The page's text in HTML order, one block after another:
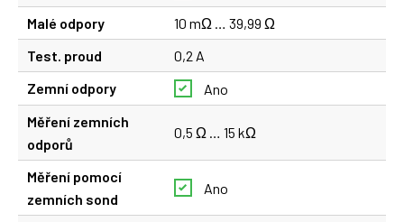
Malé odpory
10 mΩ … 39,99 Ω
Test. proud
0,2 A
Zemní odpory
Ano
Měření zemních
odporů
0,5 Ω … 15 kΩ
Měření pomocí
zemních sond
Ano